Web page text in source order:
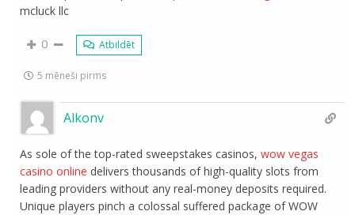
mcluck llc
0 Atbildēt
5 mēneši pirms
Alkonv
As sole of the top-rated sweepstakes casinos,wow vegas
casino online
leading providers without any real-money deposits required.
Unique players pinch a colossal suffered package of WOW